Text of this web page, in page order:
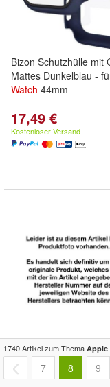
Bizon Schutzhülle mit
Mattes Dunkelblau -
Watch 44mm
17,49 €
Kostenloser Versand
Apple Watch9 Cell
Midnight Alu Midnight
Band M/L
1740 Artikel zum Thema Apple
7 8 9